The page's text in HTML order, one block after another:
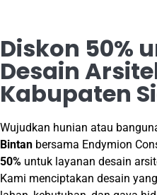
Diskon 50%
Desain
Kabupaten
Wujudkan hunian atau
Bintan bersama Endymion
50% untuk layanan desain
Kami menciptakan desain